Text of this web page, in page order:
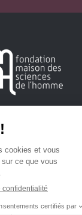
en 1963, la
la recherche et la
humaines et sociales.